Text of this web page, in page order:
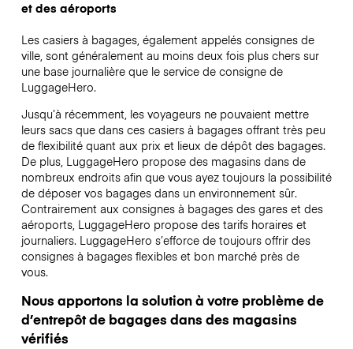
et des aéroports
Les casiers à bagages, également appelés consignes de
ville, sont généralement au moins deux fois plus chers sur
une base journalière que le service de consigne de
LuggageHero.
Jusqu’à récemment, les voyageurs ne pouvaient mettre
leurs sacs que dans ces casiers à bagages offrant très peu
de flexibilité quant aux prix et lieux de dépôt des bagages.
De plus, LuggageHero propose des magasins dans de
nombreux endroits afin que vous ayez toujours la possibilité
de déposer vos bagages dans un environnement sûr.
Contrairement aux consignes à bagages des gares et des
aéroports, LuggageHero propose des tarifs horaires et
journaliers. LuggageHero s’efforce de toujours offrir des
consignes à bagages flexibles et bon marché près de
vous.
Nous apportons la solution à votre problème de
d’entrepôt de bagages dans des magasins
vérifiés